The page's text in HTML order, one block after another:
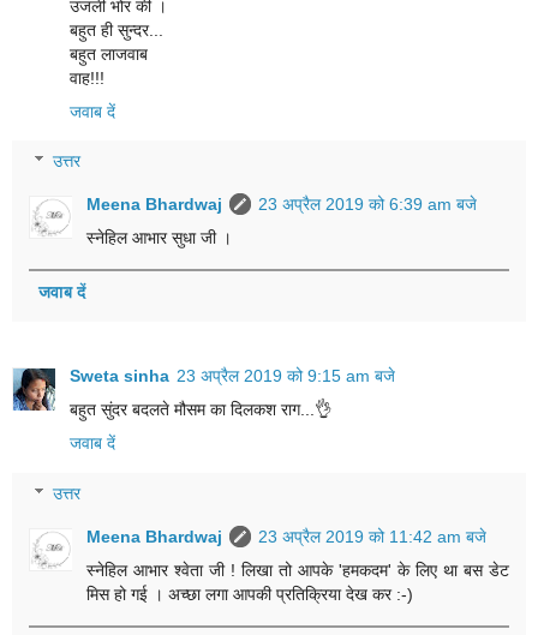
उजली भोर की ।
बहुत ही सुन्दर...
बहुत लाजवाब
वाह!!!
जवाब दें
उत्तर
Meena Bhardwaj
23 अप्रैल 2019 को 6:39 am बजे
स्नेहिल आभार सुधा जी ।
जवाब दें
Sweta sinha 23 अप्रैल 2019 को 9:15 am बजे
बहुत सुंदर बदलते मौसम का दिलकश राग...👌
जवाब दें
उत्तर
Meena Bhardwaj
23 अप्रैल 2019 को 11:42 am बजे
स्नेहिल आभार श्वेता जी ! लिखा तो आपके 'हमकदम' के लिए था बस डेट
मिस हो गई । अच्छा लगा आपकी प्रतिक्रिया देख कर :-)